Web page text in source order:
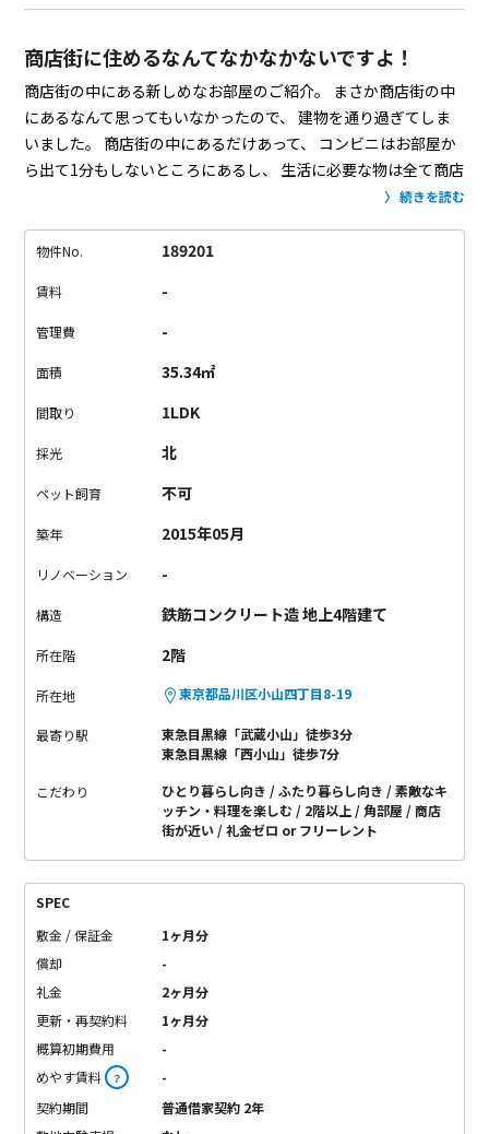
商店街に住めるなんてなかなかないですよ！
商店街の中にある新しめなお部屋のご紹介。
まさか商店街の中
にあるなんて思ってもいなかったので、 建物を通り過ぎてしま
いました。
商店街の中にあるだけあって、
コンビニはお部屋か
ら出て1分もしないところにあるし、
生活に必要な物は全て商店
築年数が浅いこともあり、お部屋は綺
す。バルコニーは商店街に面しておりますので、
ますので、
窮屈さを感じさせない工夫がされています。
黒線の武蔵小山駅から徒歩3分という近さでアクセスも申し分な
うか！
【注意点・備考】・連帯保証人/保証会社不要
roomCardキー料金：13,500円
す(タダシを選択した場合、賃料を158,000円、敷金・礼金・更
新料0円で契約可能。)・オール電化
続きを読む
物件No. 189201
賃料 -
管理費 -
面積 35.34㎡
間取り 1LDK
採光 北
ペット飼育 不可
築年 2015年05月
リノベーション -
構造 鉄筋コンクリート造 地上4階建て
所在階 2階
所在地 東京都品川区小山四丁目8-19
最寄り駅
東急目黒線「武蔵小山」徒歩3分
東急目黒線「西小山」徒歩7分
こだわり ひとり暮らし向き ふたり暮らし向き
素敵なキ
ッチン・料理を楽しむ
2階以上 角部屋
商店
街が近い
礼金ゼロ or フリーレント
SPEC
敷金 / 保証金
1ヶ月分
償却
-
礼金
2ヶ月分
更新・再契約料
1ヶ月分
概算初期費用
-
めやす賃料 ？
-
契約期間
普通借家契約 2年